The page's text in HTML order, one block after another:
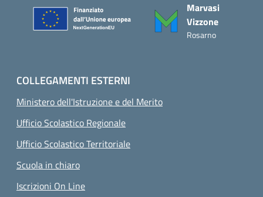
Marvasi
Vizzone
Rosarno
COLLEGAMENTI ESTERNI
Ministero dell'Istruzione e del Merito
Ufficio Scolastico Regionale
Ufficio Scolastico Territoriale
Scuola in chiaro
Iscrizioni On Line